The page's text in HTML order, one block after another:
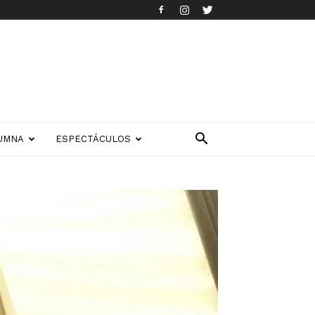
ESPECTÁCULOS